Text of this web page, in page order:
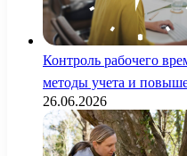
Контроль рабочего
методы учета и
26.06.2026